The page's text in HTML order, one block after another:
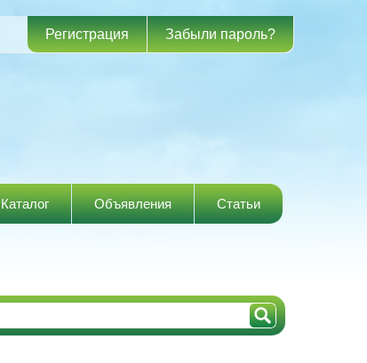
Регистрация Забыли пароль?
Каталог Объявления Статьи